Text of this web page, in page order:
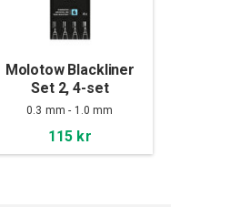
Molotow Blackliner
Set 2, 4-set
0.3 mm - 1.0 mm
115 kr